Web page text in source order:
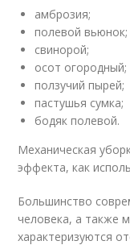
амброзия;
полевой вьюнок;
свинорой;
осот огородный;
ползучий пырей;
пастушья сумка;
бодяк полевой.
Механическая
эффекта, как
Большинство
человека, а также
характеризуются